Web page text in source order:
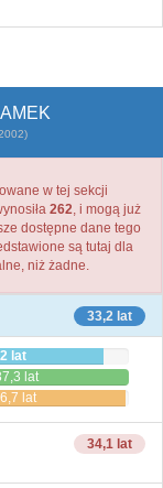
w tej sekcji
262, i mogą już
dostępne dane tego
są tutaj dla
niż żadne.
33,2 lat
lat
lat
lat
34,1 lat